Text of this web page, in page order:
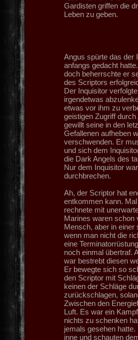
Gardisten griffen die
Leben zu geben.
Angus spürte das der
anfangs gedacht
doch beherrschte er
des Scriptors
Der Inquisitor
irgendetwas
etwas vor ihm zu
geistigen Zugriff
gewillt seine in den
Gefallenen aufheben
verschwenden. Er
und sich dem
die Dark Angels des
Nur dem Inquisitor
durchbrechen.
Ah, der Scriptor hat
entkommen kann.
rechnete mit
Marines waren schon
Mensch, aber in einer
wenn man nicht die
eine
noch einmal übertraf.
war bestrebt diesen
Er bewegte sich so
den Scriptor mit
keinen der Schläge
zurückschlagen,
Zwischen den
Luft. Es war ein
nichts zu schenken
jemals gesehen
inne und schauten